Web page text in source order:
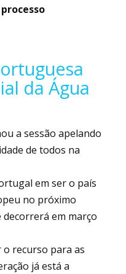
da Água
a sessão apelando
de todos na
em ser o país
no próximo
decorrerá em março
o recurso para as
já está a